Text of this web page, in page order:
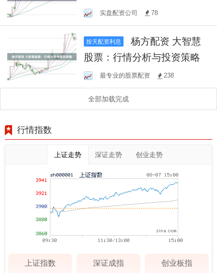
资，开启年财富之旅
实盘配资公司 78
按天配资利息
杨方配资 大智慧
股票：行情分析与投资策略
最专业的股票配资 238
全部加载完成
行情指数
上证走势 深证走势 创业走势
上证指数 深证成指 创业板指